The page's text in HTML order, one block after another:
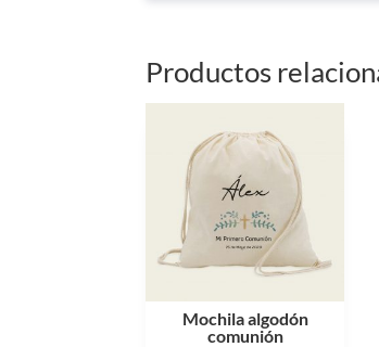
Productos
Mochila algodón
comunión